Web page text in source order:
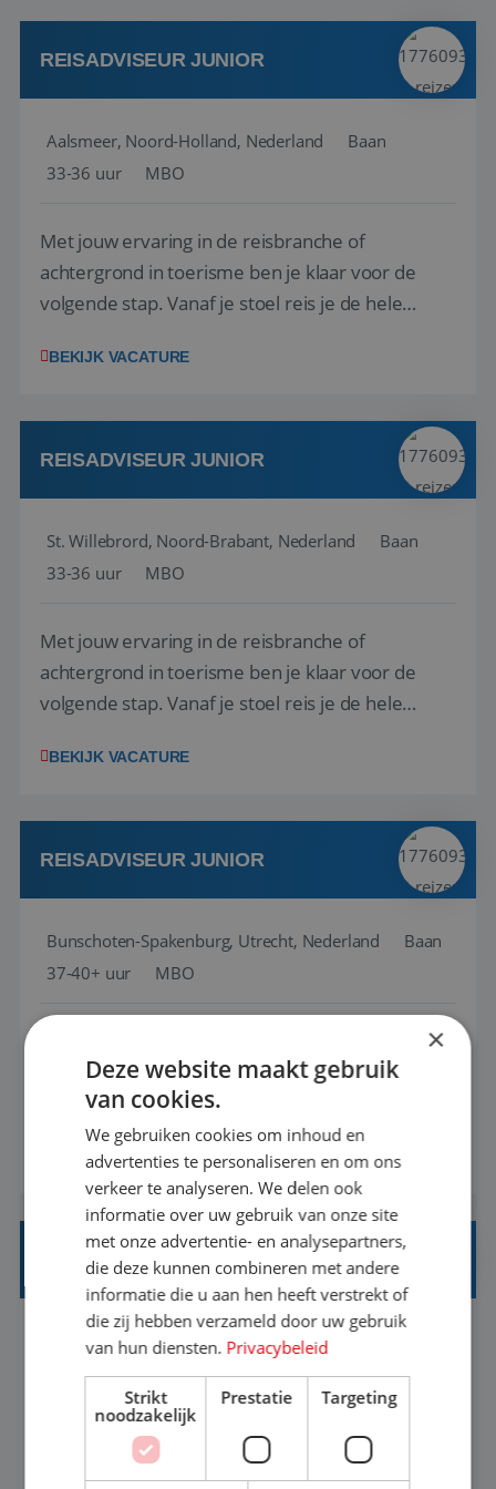
werken: of het nu gaat om vragen ...
REISADVISEUR JUNIOR
Aalsmeer, Noord-Holland, Nederland
Baan
33-36 uur
MBO
Met jouw ervaring in de reisbranche of
achtergrond in toerisme ben je klaar voor de
volgende stap. Vanaf je stoel reis je de hele
wensen van je team, je klant en wat er in de
klanten te overtuigen om die droomreis te
boeken! ...
BEKIJK VACATURE
REISADVISEUR JUNIOR
St. Willebrord, Noord-Brabant, Nederland
Baan
33-36 uur
MBO
Met jouw ervaring in de reisbranche of
achtergrond in toerisme ben je klaar voor de
volgende stap. Vanaf je stoel reis je de hele
wensen van je team, je klant en wat er in de
klanten te overtuigen om die droomreis te
boeken! ...
BEKIJK VACATURE
REISADVISEUR JUNIOR
Bunschoten-Spakenburg, Utrecht, Nederland
Baan
37-40+ uur
MBO
achtergrond in toerisme ben je klaar voor de
volgende stap. Vanaf je stoel reis je de hele
wereld over en speel je moeiteloos in op de
wensen van je team, je klant en wat er in de
reiswereld gebeurt. Met je enthousiasme weet je
klanten te overtuigen om die droomreis te
boeken! ...
BEKIJK VACATURE
REISADVISEUR ALLROUND
Aalsmeer, Noord-Holland, Nederland
33-36 uur
MBO
Een vakantie plannen is het leukste dat er is. Of
het nu voor jezelf is, of voor een ander: jij vindt
×
Deze website maakt gebruik
van cookies.
We gebruiken cookies om inhoud en
advertenties te personaliseren en om ons
verkeer te analyseren. We delen ook
informatie over uw gebruik van onze site
met onze advertentie- en analysepartners,
die deze kunnen combineren met andere
informatie die u aan hen heeft verstrekt of
die zij hebben verzameld door uw gebruik
van hun diensten. Privacybeleid
Strikt
noodzakelijk
Prestatie Targeting